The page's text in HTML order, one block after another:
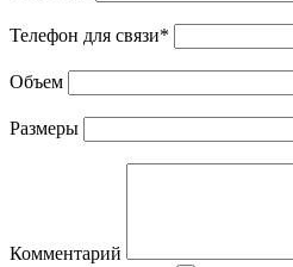
Телефон для связи*
Объем
Размеры
Комментарий